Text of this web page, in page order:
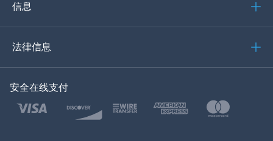
土耳其语
波兰文
信息
法律信息
安全在线支付